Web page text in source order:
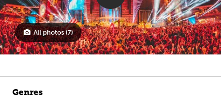
Dutch
English
All photos (7)
Genres